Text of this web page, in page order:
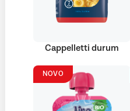
Cappelletti durum
NOVO